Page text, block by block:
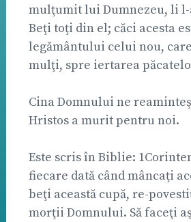
mulţumit lui Dumnezeu, li l-
Beţi toţi din el; căci acesta
legământului celui nou,
mulţi, spre iertarea
Cina Domnului ne
Hristos a murit pentru noi.
Este scris în Biblie:
fiecare dată când mâncaţi
beţi această cupă, re-
morţii Domnului. Să faceţi